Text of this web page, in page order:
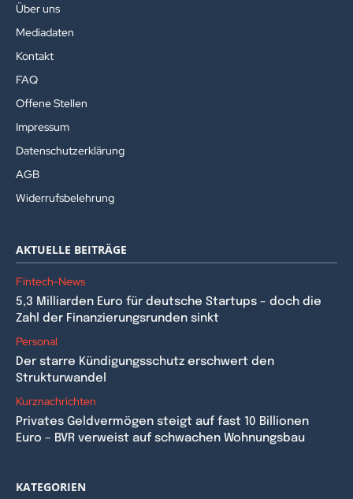
Über uns
Mediadaten
Kontakt
FAQ
Offene Stellen
Impressum
Datenschutzerklärung
AGB
Widerrufsbelehrung
AKTUELLE BEITRÄGE
Fintech-News
5,3 Milliarden Euro für deutsche Startups – doch die
Zahl der Finanzierungsrunden sinkt
Personal
Der starre Kündigungsschutz erschwert den
Strukturwandel
Kurznachrichten
Privates Geldvermögen steigt auf fast 10 Billionen
Euro – BVR verweist auf schwachen Wohnungsbau
KATEGORIEN